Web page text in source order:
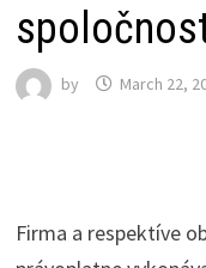
by March 22,
Firma a respektíve